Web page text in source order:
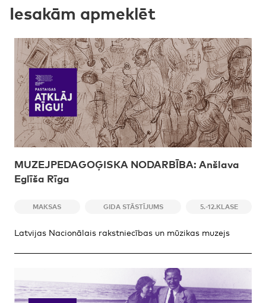
Iesakām apmeklēt
MUZEJPEDAGOĢISKA NODARBĪBA: Anšlava
Eglīša Rīga
MAKSAS GIDA STĀSTĪJUMS 5.-12.KLASE
Latvijas Nacionālais rakstniecības un mūzikas muzejs